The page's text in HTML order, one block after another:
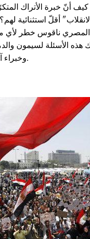
أنّ خبرة الأتراك
أقلّ استثنائية
المصري ناقوس خطر لأي
هذه الأسئلة لسيمون
وخبراء آخرين في المجال.